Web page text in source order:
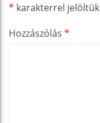
* karakterrel jelöltük
Hozzászólás *